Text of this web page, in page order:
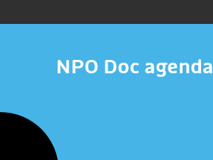
NPO Doc agenda